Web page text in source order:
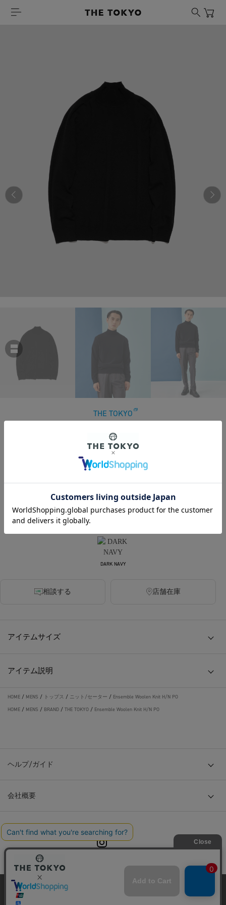
THE TOKYO
Ensemble Woolen Knit H/N PO
￥29,700税込
カラー
DARK GREY
BLACK
DARK NAVY
相談する 店舗在庫
アイテムサイズ
アイテム説明
HOME / MENS / トップス / ニット/セーター / Ensemble Woolen Knit H/N PO
HOME / MENS / BRAND / THE TOKYO / Ensemble Woolen Knit H/N PO
ヘルプ/ガイド
会社概要
© TOKYO BASE CO., LTD
当サイトはクッキー(cookie)を使用します。クッキーはサイト内
の一部の機能および、サイトの使用状況の分析からマーケティ